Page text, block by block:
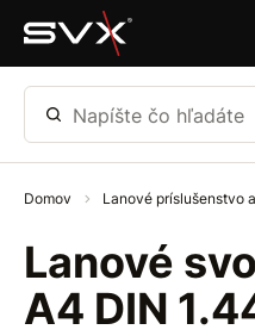
Preskočiť na hlavný obsah
Napíšte čo hľadáte
Domov Lanové príslušenstvo
Lanové
A4 DIN